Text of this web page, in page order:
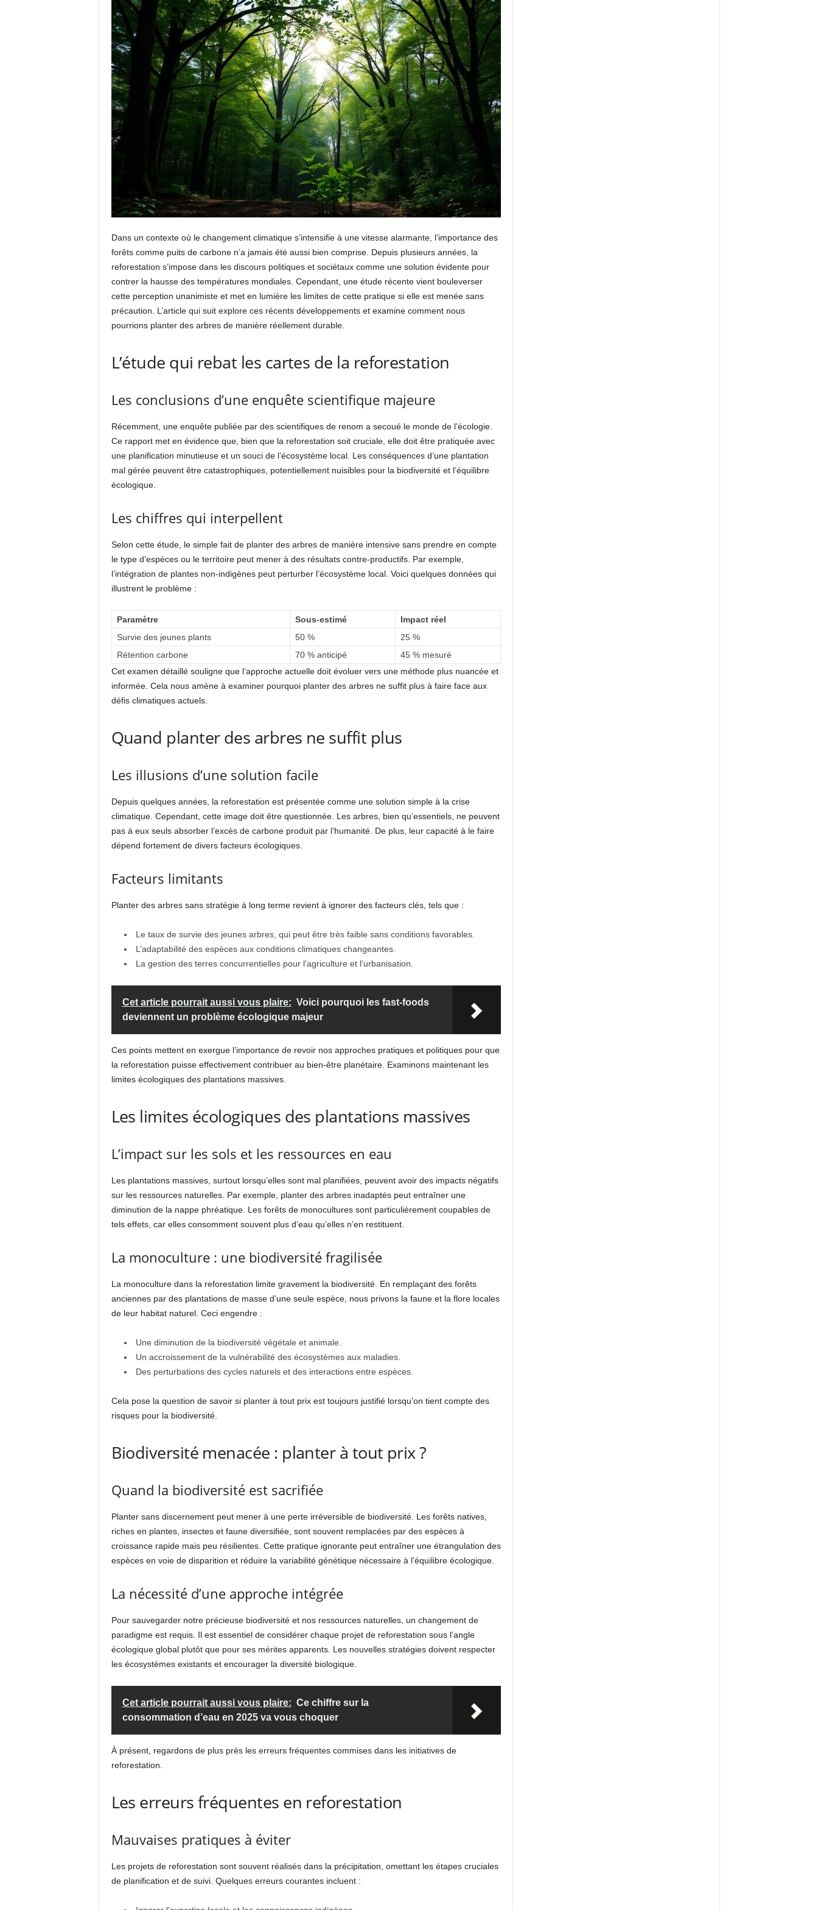
Dans un contexte où le changement climatique s’intensifie à une vitesse alarmante, l’importance des
forêts comme puits de carbone n’a jamais été aussi bien comprise. Depuis plusieurs années, la
reforestation s’impose dans les discours politiques et sociétaux comme une solution évidente pour
contrer la hausse des températures mondiales. Cependant, une étude récente vient bouleverser
cette perception unanimiste et met en lumière les limites de cette pratique si elle est menée sans
précaution. L’article qui suit explore ces récents développements et examine comment nous
pourrions planter des arbres de manière réellement durable.
L’étude qui rebat les cartes de la reforestation
Les conclusions d’une enquête scientifique majeure
Récemment, une enquête publiée par des scientifiques de renom a secoué le monde de l’écologie.
Ce rapport met en évidence que, bien que la reforestation soit cruciale, elle doit être pratiquée avec
une planification minutieuse et un souci de l’écosystème local. Les conséquences d’une plantation
mal gérée peuvent être catastrophiques, potentiellement nuisibles pour la biodiversité et l’équilibre
écologique.
Les chiffres qui interpellent
Selon cette étude, le simple fait de planter des arbres de manière intensive sans prendre en compte
le type d’espèces ou le territoire peut mener à des résultats contre-productifs. Par exemple,
l’intégration de plantes non-indigènes peut perturber l’écosystème local. Voici quelques données qui
illustrent le problème :
Paramètre Sous-estimé
Impact réel
Survie des jeunes plants
50 %
25 %
Rétention carbone
70 % anticipé
45 % mesuré
Cet examen détaillé souligne que l’approche actuelle doit évoluer vers une méthode plus nuancée et
informée. Cela nous amène à examiner pourquoi planter des arbres ne suffit plus à faire face aux
défis climatiques actuels.
Quand planter des arbres ne suffit plus
Les illusions d’une solution facile
Depuis quelques années, la reforestation est présentée comme une solution simple à la crise
climatique. Cependant, cette image doit être questionnée. Les arbres, bien qu’essentiels, ne peuvent
pas à eux seuls absorber l’excès de carbone produit par l’humanité. De plus, leur capacité à le faire
dépend fortement de divers facteurs écologiques.
Facteurs limitants
Planter des arbres sans stratégie à long terme revient à ignorer des facteurs clés, tels que :
Le taux de survie des jeunes arbres, qui peut être très faible sans conditions favorables.
L’adaptabilité des espèces aux conditions climatiques changeantes.
La gestion des terres concurrentielles pour l’agriculture et l’urbanisation.
Cet article pourrait aussi vous plaire: Voici pourquoi les fast-foods
deviennent un problème écologique majeur
Ces points mettent en exergue l’importance de revoir nos approches pratiques et politiques pour que
la reforestation puisse effectivement contribuer au bien-être planétaire. Examinons maintenant les
limites écologiques des plantations massives.
Les limites écologiques des plantations massives
L’impact sur les sols et les ressources en eau
Les plantations massives, surtout lorsqu’elles sont mal planifiées, peuvent avoir des impacts négatifs
sur les ressources naturelles. Par exemple, planter des arbres inadaptés peut entraîner une
diminution de la nappe phréatique. Les forêts de monocultures sont particulièrement coupables de
tels effets, car elles consomment souvent plus d’eau qu’elles n’en restituent.
La monoculture : une biodiversité fragilisée
La monoculture dans la reforestation limite gravement la biodiversité. En remplaçant des forêts
anciennes par des plantations de masse d’une seule espèce, nous privons la faune et la flore locales
de leur habitat naturel. Ceci engendre :
Une diminution de la biodiversité végétale et animale.
Un accroissement de la vulnérabilité des écosystèmes aux maladies.
Des perturbations des cycles naturels et des interactions entre espèces.
Cela pose la question de savoir si planter à tout prix est toujours justifié lorsqu’on tient compte des
risques pour la biodiversité.
Biodiversité menacée : planter à tout prix ?
Quand la biodiversité est sacrifiée
Planter sans discernement peut mener à une perte irréversible de biodiversité. Les forêts natives,
riches en plantes, insectes et faune diversifiée, sont souvent remplacées par des espèces à
croissance rapide mais peu résilientes. Cette pratique ignorante peut entraîner une étrangulation des
espèces en voie de disparition et réduire la variabilité génétique nécessaire à l’équilibre écologique.
La nécessité d’une approche intégrée
Pour sauvegarder notre précieuse biodiversité et nos ressources naturelles, un changement de
paradigme est requis. Il est essentiel de considérer chaque projet de reforestation sous l’angle
écologique global plutôt que pour ses mérites apparents. Les nouvelles stratégies doivent respecter
les écosystèmes existants et encourager la diversité biologique.
Cet article pourrait aussi vous plaire: Ce chiffre sur la
consommation d’eau en 2025 va vous choquer
À présent, regardons de plus près les erreurs fréquentes commises dans les initiatives de
reforestation.
Les erreurs fréquentes en reforestation
Mauvaises pratiques à éviter
Les projets de reforestation sont souvent réalisés dans la précipitation, omettant les étapes cruciales
de planification et de suivi. Quelques erreurs courantes incluent :